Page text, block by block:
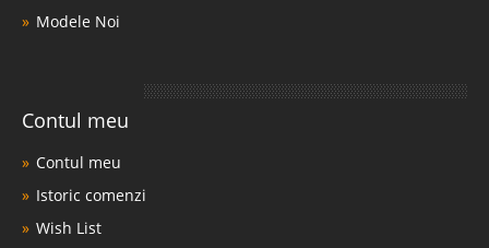
Modele Noi
Contul meu
Contul meu
Istoric comenzi
Wish List